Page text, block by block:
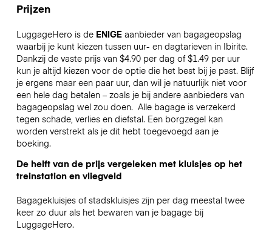
Prijzen
LuggageHero is de ENIGEaanbieder van bagageopslag
waarbij je kunt kiezen tussen uur- en dagtarieven in Ibirite.
Dankzij de vaste prijs van $4.90 per dag of $1.49 per uur
kun je altijd kiezen voor de optie die het best bij je past. Blijf
je ergens maar een paar uur, dan wil je natuurlijk niet voor
een hele dag betalen – zoals je bij andere aanbieders van
bagageopslag wel zou doen. Alle bagage is verzekerd
tegen schade, verlies en diefstal. Een borgzegel kan
worden verstrekt als je dit hebt toegevoegd aan je
boeking.
De helft van de prijs vergeleken met kluisjes op het
treinstation en vliegveld
Bagagekluisjes of stadskluisjes zijn per dag meestal twee
keer zo duur als het bewaren van je bagage bij
LuggageHero.